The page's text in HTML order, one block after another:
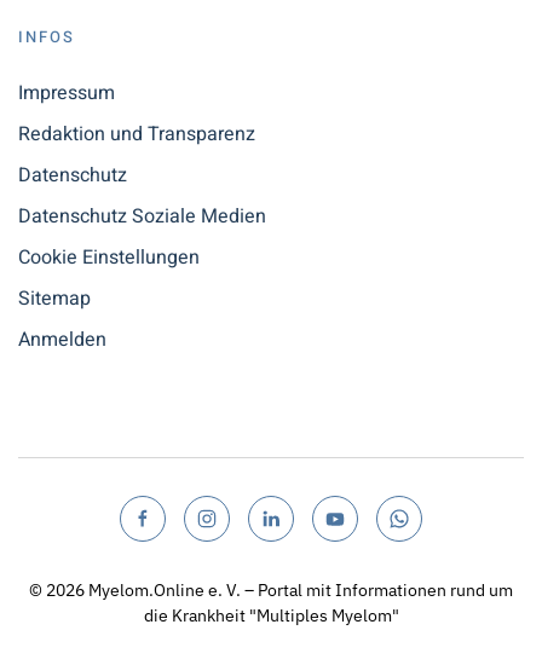
INFOS
Impressum
Redaktion und Transparenz
Datenschutz
Datenschutz Soziale Medien
Cookie Einstellungen
Sitemap
Anmelden
© 2026 Myelom.Online e. V. – Portal mit Informationen rund um
die Krankheit "Multiples Myelom"